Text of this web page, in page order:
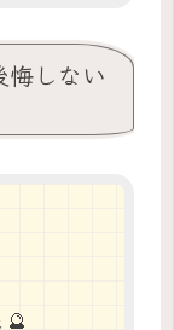
しない
🔮